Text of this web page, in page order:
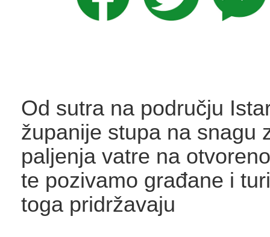
Od sutra na području
županije stupa na snagu
paljenja vatre na
te pozivamo građane i
toga pridržavaju